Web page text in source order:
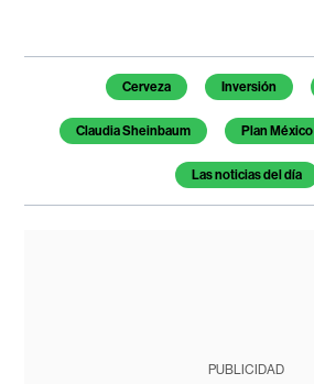
Temas de este artículo
Cerveza Inversión
Claudia Sheinbaum Plan México
Las noticias del día
PUBLICIDAD